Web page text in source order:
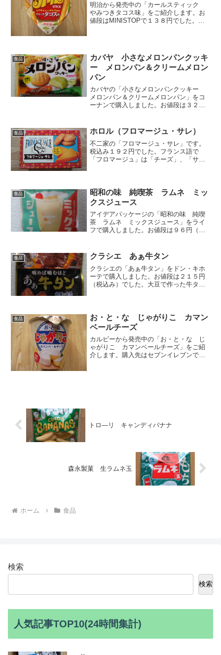
明治から発売中の「カールスティック
やみつきタコス味」をご紹介します。お
値段はMINISTOPで１３８円でした。⇒
ープン♪↓長さは...
食品
カバヤ 小さなメロンパンクッキ
ー メロンパン＆クリームメロン
パン
カバヤの「小さなメロンパンクッキー
メロンパン＆クリームメロンパン」をコ
ーナンで購入しました。お値段は３２１
ッキーとクリームメロンパンクッキーの
２種のアソートです。メロ...
食品 ホロル（フロマージュ・サレ）
不二家の「フロマージュ・サレ」です。
税込み１９２円でした。フランス語で
「フロマージュ」は「チーズ」、「サ
クッキーが個包装で１２枚入っ...
食品
昭和の味 純喫茶 ラムネ ミッ
クスジュース
アイデアパッケージの「昭和の味 純喫
茶 ラムネ ミックスジュース」をライ
フで購入しました。お値段は９６円（税
ミを買ったつもりが…ラムネでした😂で
もラムネを久しく食べてな...
食品 クラシエ あぁ牛タン
クラシエの「あぁ牛タン」をドン・キホ
ーテで購入しました。お値段は２１５円
（税込み）でした。大豆で作った牛タン
完全に肉ですね。再現性が...
食品
お・と・な じゃがりこ カマン
ベールチーズ
カルビーから発売中の「お・と・な じ
ゃがりこ カマンベールチーズ」をご紹
介します。購入先はセブンイレブンで、
トロ―リ キャンディバナナ
森永製菓 生ラムネ玉
ホーム 食品
検索
検索
人気記事TOP10(24時間集計)